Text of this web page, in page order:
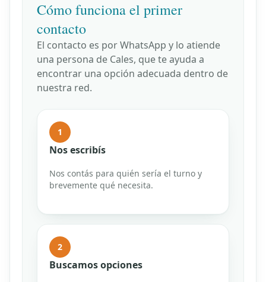
Cómo funciona el primer
contacto
El contacto es por WhatsApp y lo atiende
una persona de Cales, que te ayuda a
encontrar una opción adecuada dentro de
nuestra red.
1
Nos escribís
Nos contás para quién sería el turno y
brevemente qué necesita.
2
Buscamos opciones